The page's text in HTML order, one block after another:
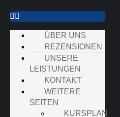
ÜBER UNS
REZENSIONEN
UNSERE
LEISTUNGEN
KONTAKT
WEITERE
SEITEN
KURSPLAN